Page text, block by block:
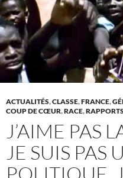
ACTUALITÉS,CLASSE,FRANCE,
COUP DE CŒUR,RACE,
J’AIME PAS
JE SUIS PAS